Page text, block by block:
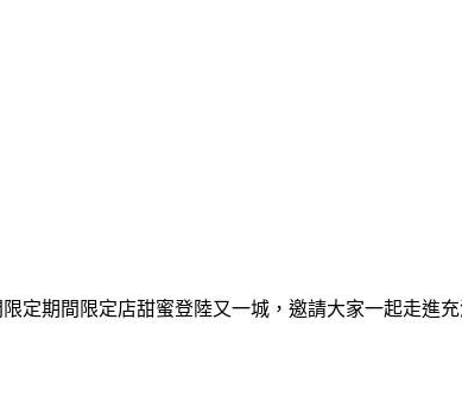
定期間限定店甜蜜登陸又一城，邀請大家一起走進